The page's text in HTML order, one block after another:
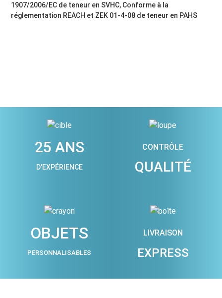
1907/2006/EC de teneur en SVHC, Conforme à la
réglementation REACH et ZEK 01-4-08 de teneur en PAHS
25 ANS
D'EXPÉRIENCE
CONTRÔLE
QUALITÉ
OBJETS
PERSONNALISABLES
LIVRAISON
EXPRESS